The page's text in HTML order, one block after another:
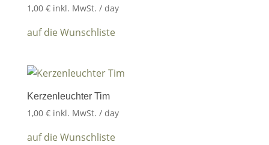
1,00 € inkl. MwSt. / day
auf die Wunschliste
Kerzenleuchter Tim
1,00 € inkl. MwSt. / day
auf die Wunschliste